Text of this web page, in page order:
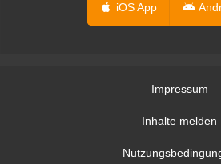
iOS App
Impressum
Inhalte melden